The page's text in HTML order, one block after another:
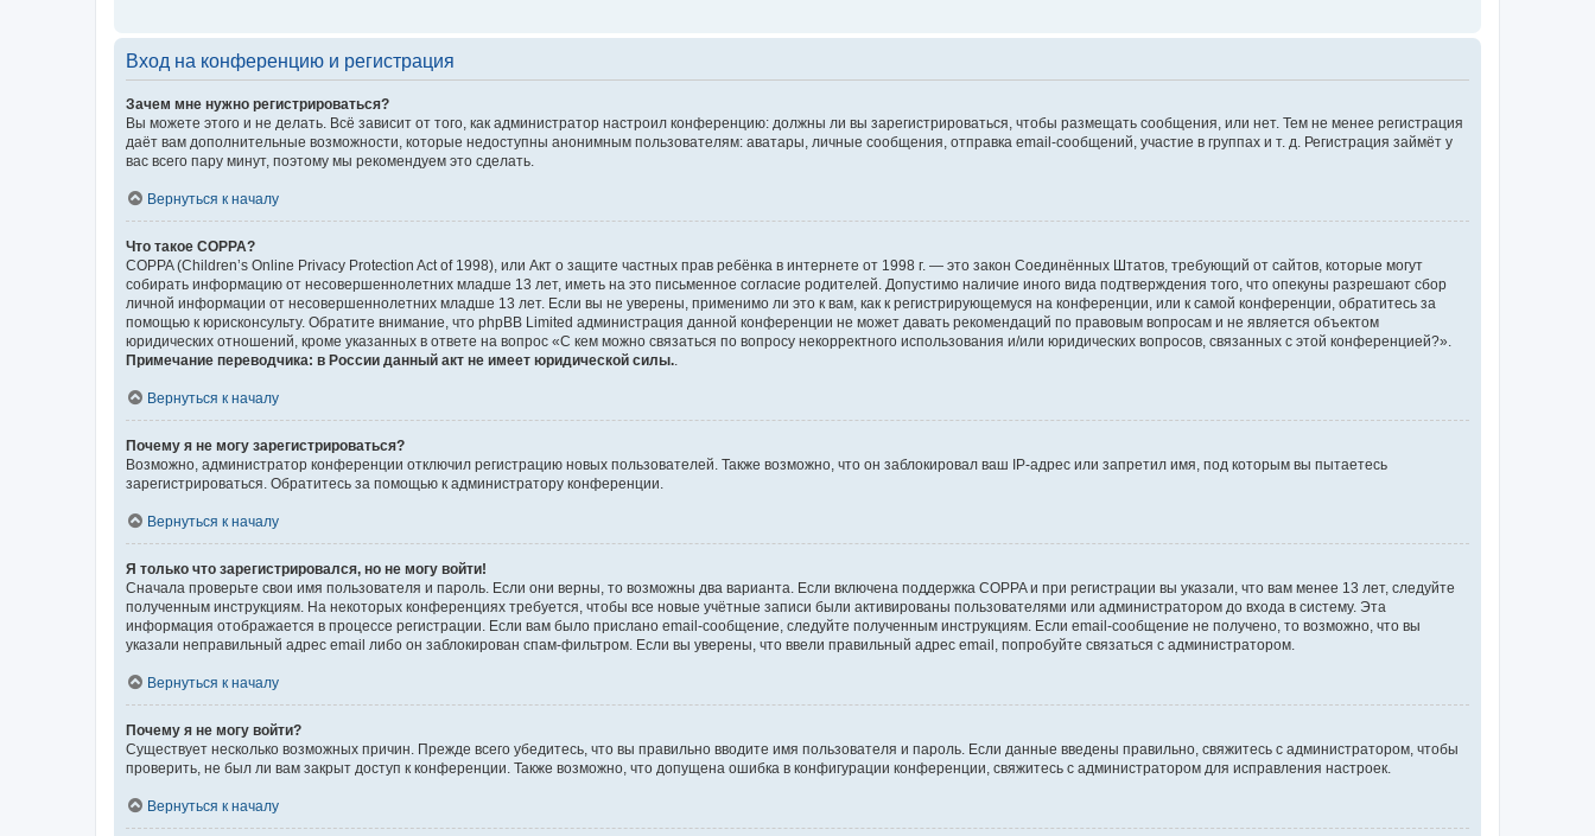
Вход на конференцию и регистрация
Зачем мне нужно регистрироваться?
Вы можете этого и не делать. Всё зависит от того, как администратор настроил конференцию: должны ли вы зарегистрироваться, чтобы размещать сообщения, или нет. Тем не менее регистрация
даёт вам дополнительные возможности, которые недоступны анонимным пользователям: аватары, личные сообщения, отправка email-сообщений, участие в группах и т. д. Регистрация займёт у
вас всего пару минут, поэтому мы рекомендуем это сделать.
Вернуться к началу
Что такое COPPA?
COPPA (Children’s Online Privacy Protection Act of 1998), или Акт о защите частных прав ребёнка в интернете от 1998 г. — это закон Соединённых Штатов, требующий от сайтов, которые могут
собирать информацию от несовершеннолетних младше 13 лет, иметь на это письменное согласие родителей. Допустимо наличие иного вида подтверждения того, что опекуны разрешают сбор
личной информации от несовершеннолетних младше 13 лет. Если вы не уверены, применимо ли это к вам, как к регистрирующемуся на конференции, или к самой конференции, обратитесь за
помощью к юрисконсульту. Обратите внимание, что phpBB Limited администрация данной конференции не может давать рекомендаций по правовым вопросам и не является объектом
юридических отношений, кроме указанных в ответе на вопрос «С кем можно связаться по вопросу некорректного использования и/или юридических вопросов, связанных с этой конференцией?».
Примечание переводчика: в России данный акт не имеет юридической силы..
Вернуться к началу
Почему я не могу зарегистрироваться?
Возможно, администратор конференции отключил регистрацию новых пользователей. Также возможно, что он заблокировал ваш IP-адрес или запретил имя, под которым вы пытаетесь
зарегистрироваться. Обратитесь за помощью к администратору конференции.
Вернуться к началу
Я только что зарегистрировался, но не могу войти!
Сначала проверьте свои имя пользователя и пароль. Если они верны, то возможны два варианта. Если включена поддержка COPPA и при регистрации вы указали, что вам менее 13 лет, следуйте
полученным инструкциям. На некоторых конференциях требуется, чтобы все новые учётные записи были активированы пользователями или администратором до входа в систему. Эта
информация отображается в процессе регистрации. Если вам было прислано email-сообщение, следуйте полученным инструкциям. Если email-сообщение не получено, то возможно, что вы
указали неправильный адрес email либо он заблокирован спам-фильтром. Если вы уверены, что ввели правильный адрес email, попробуйте связаться с администратором.
Вернуться к началу
Почему я не могу войти?
Существует несколько возможных причин. Прежде всего убедитесь, что вы правильно вводите имя пользователя и пароль. Если данные введены правильно, свяжитесь с администратором, чтобы
проверить, не был ли вам закрыт доступ к конференции. Также возможно, что допущена ошибка в конфигурации конференции, свяжитесь с администратором для исправления настроек.
Вернуться к началу